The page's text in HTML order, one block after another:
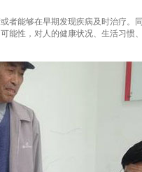
够在早期发现疾病及时治疗。
性，对人的健康状况、生活习